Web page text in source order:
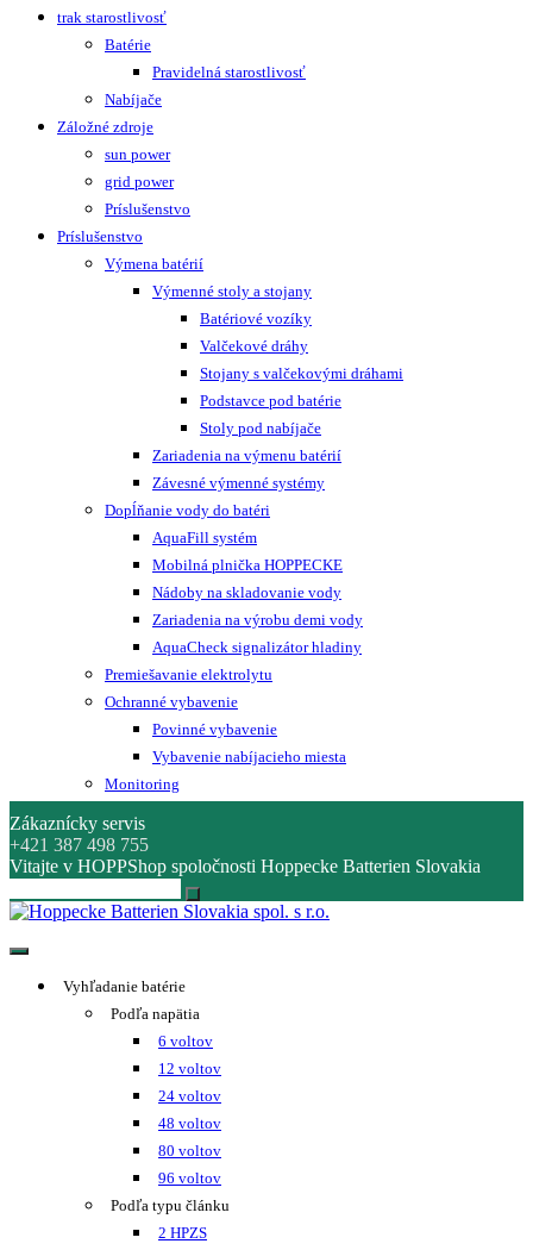
trak starostlivosť
Batérie
Pravidelná starostlivosť
Nabíjače
Záložné zdroje
sun power
grid power
Príslušenstvo
Príslušenstvo
Výmena batérií
Výmenné stoly a stojany
Batériové vozíky
Valčekové dráhy
Stojany s valčekovými dráhami
Podstavce pod batérie
Stoly pod nabíjače
Zariadenia na výmenu batérií
Závesné výmenné systémy
Dopĺňanie vody do batéri
AquaFill systém
Mobilná plnička HOPPECKE
Nádoby na skladovanie vody
Zariadenia na výrobu demi vody
AquaCheck signalizátor hladiny
Premiešavanie elektrolytu
Ochranné vybavenie
Povinné vybavenie
Vybavenie nabíjacieho miesta
Monitoring
Zákaznícky servis
+421 387 498 755
Vitajte v HOPPShop spoločnosti Hoppecke Batterien Slovakia
Hoppecke Batterien Slovakia spol. s r.o.
Online B2B konfigurátor HOPPECKE
Vyhľadanie batérie
Podľa napätia
6 voltov
12 voltov
24 voltov
48 voltov
80 voltov
96 voltov
Podľa typu článku
2 HPZS